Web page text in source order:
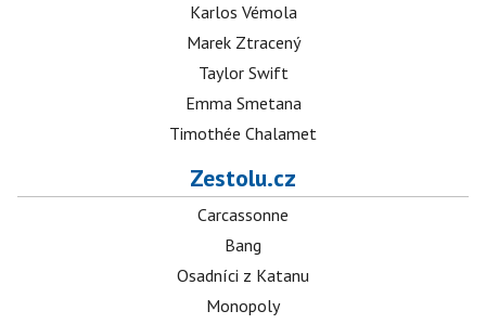
Karlos Vémola
Marek Ztracený
Taylor Swift
Emma Smetana
Timothée Chalamet
Zestolu.cz
Carcassonne
Bang
Osadníci z Katanu
Monopoly